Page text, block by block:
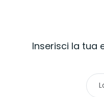
Inserisci la tua